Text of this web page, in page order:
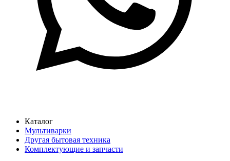
Каталог
Мультиварки
Другая бытовая техника
Комплектующие и запчасти